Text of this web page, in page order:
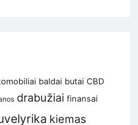
baldai butai CBD
drabužiai finansai
kiemas